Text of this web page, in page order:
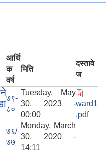
आर्थि
क
वर्ष
मिति
दस्तावे
ज
७९-
८०
Tuesday, May
30, 2023 -
00:00
ward1
.pdf
७६/
७७
Monday, March
30, 2020 -
14:11